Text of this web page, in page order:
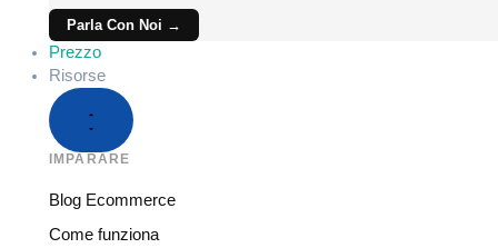
Parla Con Noi →
Prezzo
Risorse
IMPARARE
Blog Ecommerce
Come funziona